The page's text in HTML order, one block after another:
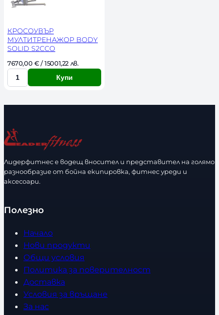
КРОСОУВЪР
МУЛТИТРЕНАЖОР BODY
SOLID S2CCO
7670,00 € / 15001,22 лв.
К
л
ч
е
т
в
Купи
Лидерфитнес е водещ вносител и представител на голямо
разнообразие от бойна екипировка, фитнес уреди и
аксесоари.
Полезно
Начало
Нови продукти
Общи условия
Политика за поверителност
Доставка
Условия за връщане
За нас